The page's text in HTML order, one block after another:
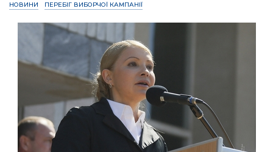
НОВИНИ ПЕРЕБІГ ВИБОРЧОЇ КАМПАНІЇ